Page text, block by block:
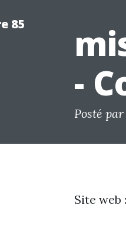
85
-
Posté
Site web :